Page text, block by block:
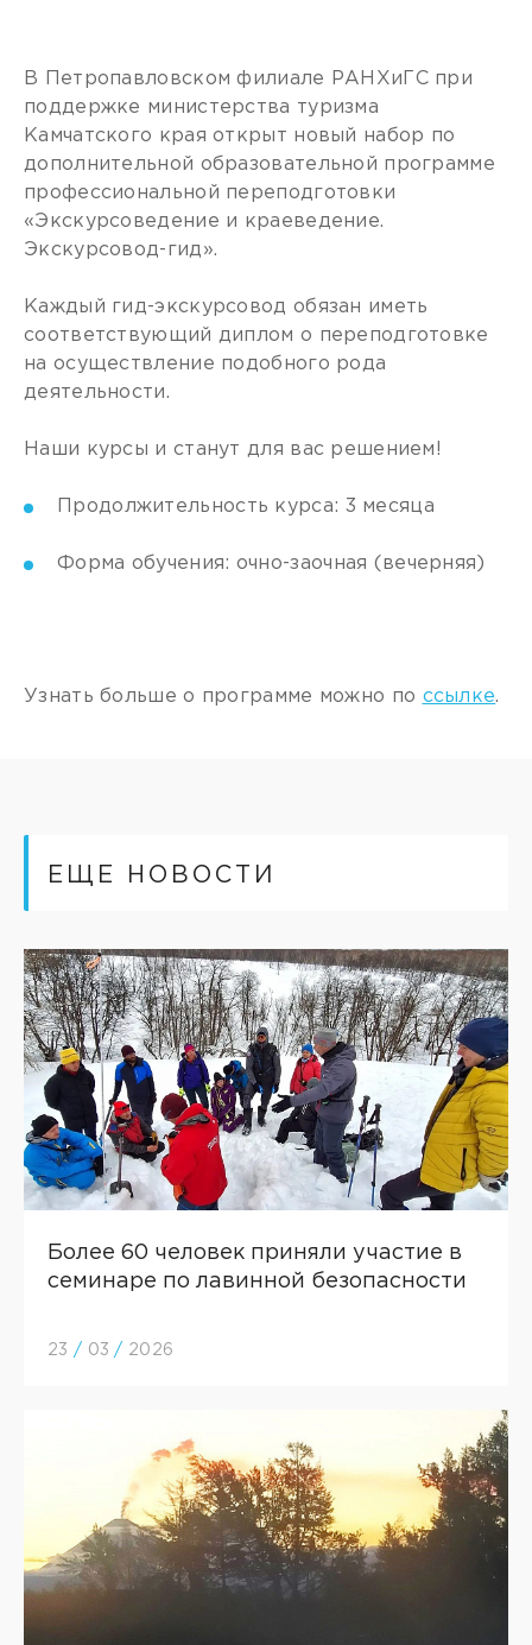
В Петропавловском филиале РАНХиГС при
поддержке министерства туризма
Камчатского края открыт новый набор по
дополнительной образовательной программе
профессиональной переподготовки
«Экскурсоведение и краеведение.
Экскурсовод-гид».
Каждый гид-экскурсовод обязан иметь
соответствующий диплом о переподготовке
на осуществление подобного рода
деятельности.
Наши курсы и станут для вас решением!
Продолжительность курса: 3 месяца
Форма обучения: очно-заочная (вечерняя)
Узнать больше о программе можно по ссылке.
ЕЩЕ НОВОСТИ
Более 60 человек приняли участие в
семинаре по лавинной безопасности
23 / 03 / 2026